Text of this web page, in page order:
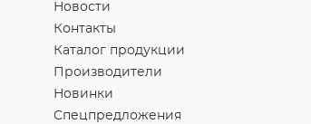
Новости
Контакты
Каталог продукции
Производители
Новинки
Спецпредложения